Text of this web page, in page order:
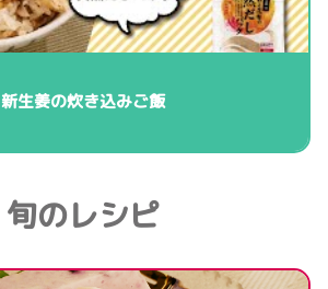
新生姜の炊き込みご飯
旬のレシピ